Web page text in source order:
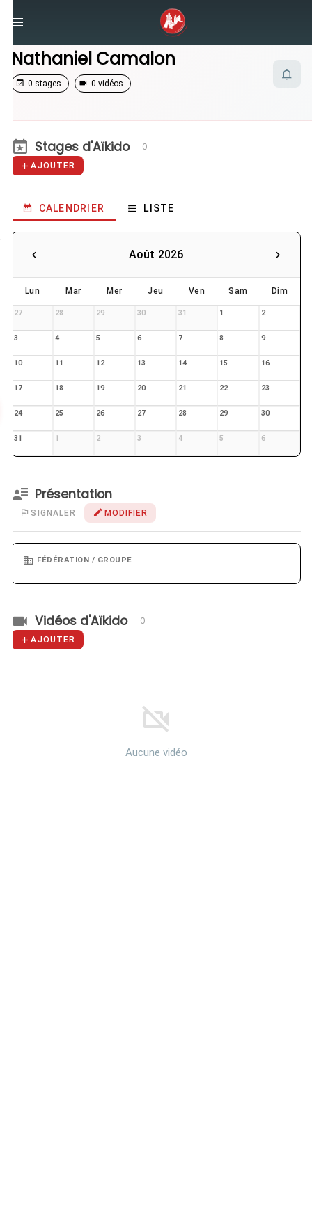
Nathaniel Camalon
Nathaniel Camalon
0 stages 0 vidéos
Stages d'Aïkido 0
AJOUTER
CALENDRIER LISTE
Août 2026
Lun Mar Mer Jeu Ven Sam Dim
27 28 29 30 31 1 2
3 4 5 6 7 8 9
10 11 12 13 14 15 16
17 18 19 20 21 22 23
24 25 26 27 28 29 30
31 1 2 3 4 5 6
Présentation
SIGNALER MODIFIER
FÉDÉRATION / GROUPE
Vidéos d'Aïkido 0
AJOUTER
Aucune vidéo